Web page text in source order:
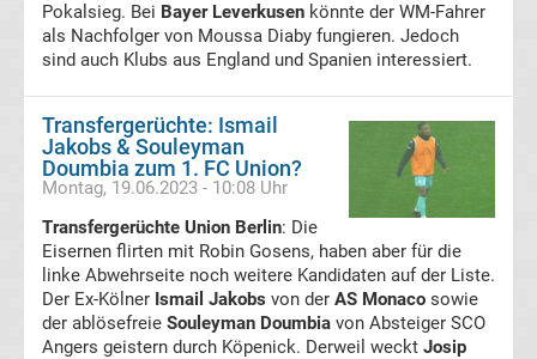
Rey
La
Live
Stream
Pokalsieg. Bei Bayer Leverkusen könnte der WM-Fahrer
als Nachfolger von Moussa Diaby fungieren. Jedoch
sind auch Klubs aus England und Spanien interessiert.
Transfergerüchte: Ismail
Jakobs & Souleyman
Doumbia zum 1. FC Union?
Montag, 19.06.2023 - 10:08 Uhr
Transfergerüchte Union Berlin: Die
Eisernen flirten mit Robin Gosens, haben aber für die
linke Abwehrseite noch weitere Kandidaten auf der Liste.
Der Ex-Kölner Ismail Jakobs von der AS Monaco sowie
der ablösefreie Souleyman Doumbia von Absteiger SCO
Angers geistern durch Köpenick. Derweil weckt Josip